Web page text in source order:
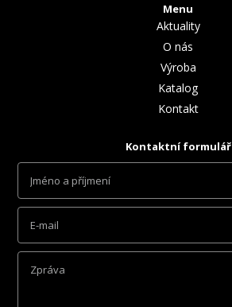
Menu
Aktuality
O nás
Výroba
Katalog
Kontakt
Kontaktní formulář